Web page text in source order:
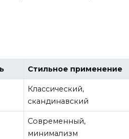
Стильное применение
Классический,
скандинавский
Современный,
минимализм